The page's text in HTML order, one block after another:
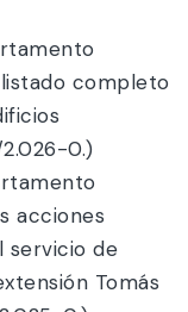
completo
2.026-0.)
acciones
servicio de
Tomás